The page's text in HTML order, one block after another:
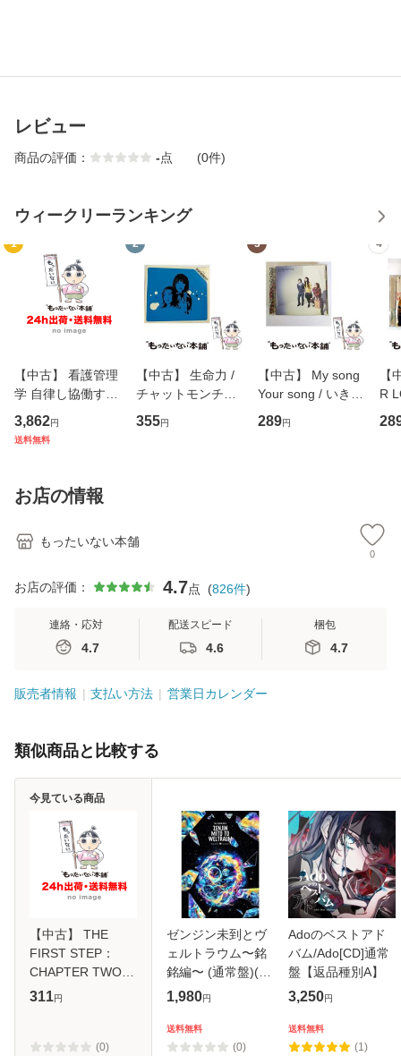
レビュー
商品の評価： -点 (0件)
ウィークリーランキング
1
【中古】 看護管理
学 自律し協働する
専門職の看護マネ
ジメントスキル 改
恵 藤本幸三 / 南江
堂 [単行
3,862円
送料無料
2
【中古】 生命力 /
チャットモンチー /
キューンレコード
[CD]【メール便送
355円
3
【中古】 My song
Your song / いきも
のがかり / [CD]
【メール便送料無
289円
4
【
R
産
お店の情報
もったいない本舗
0
お店の評価： 4.7点 (826件)
連絡・応対
4.7
配送スピード
4.6
梱包
4.7
販売者情報 支払い方法 営業日カレンダー
類似商品と比較する
【中古】 THE
FIRST STEP：
CHAPTER TWO /
TREASURE / [CD]
311円
(0)
今見ている商品
ゼンジン未到とヴ
ェルトラウム〜銘
銘編〜 (通常盤)(2
枚組) [DVD]
1,980円
送料無料
(0)
Adoのベストアド
バム/Ado[CD]通常
盤【返品種別A】
3,250円
送料無料
(1)